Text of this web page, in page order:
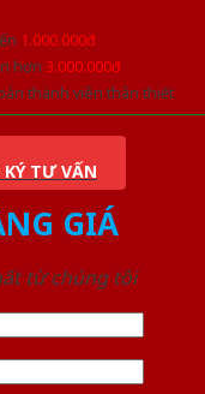
1.000.000đ
hơn 3.000.000đ
thành viên thân thiết
TƯ VẤN
GIÁ
từ chúng tôi